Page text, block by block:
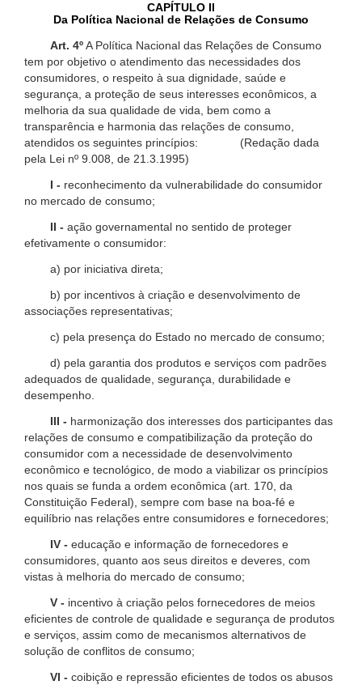
CAPÍTULO II
Da Política Nacional de Relações de Consumo
Art. 4ºA Política Nacional das Relações de Consumo
tem por objetivo o atendimento das necessidades dos
consumidores, o respeito à sua dignidade, saúde e
segurança, a proteção de seus interesses econômicos, a
melhoria da sua qualidade de vida, bem como a
transparência e harmonia das relações de consumo,
atendidos os seguintes princípios: (Redação dada
pela Lei nº 9.008, de 21.3.1995)
I - reconhecimento da vulnerabilidade do consumidor
no mercado de consumo;
II - ação governamental no sentido de proteger
efetivamente o consumidor:
a) por iniciativa direta;
b) por incentivos à criação e desenvolvimento de
associações representativas;
c) pela presença do Estado no mercado de consumo;
d) pela garantia dos produtos e serviços com padrões
adequados de qualidade, segurança, durabilidade e
desempenho.
III - harmonização dos interesses dos participantes das
relações de consumo e compatibilização da proteção do
consumidor com a necessidade de desenvolvimento
econômico e tecnológico, de modo a viabilizar os princípios
nos quais se funda a ordem econômica (art. 170, da
Constituição Federal), sempre com base na boa-fé e
equilíbrio nas relações entre consumidores e fornecedores;
IV - educação e informação de fornecedores e
consumidores, quanto aos seus direitos e deveres, com
vistas à melhoria do mercado de consumo;
V - incentivo à criação pelos fornecedores de meios
eficientes de controle de qualidade e segurança de produtos
e serviços, assim como de mecanismos alternativos de
solução de conflitos de consumo;
VI - coibição e repressão eficientes de todos os abusos